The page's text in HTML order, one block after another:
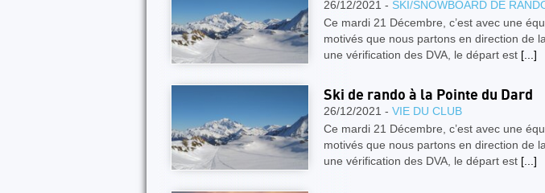
26/12/2021 - SKI/SNOWBOARD DE
Ce mardi 21 Décembre, c’est avec une
motivés que nous partons en direction de
une vérification des DVA, le départ est [...]
Ski de rando à la Pointe du Dard
26/12/2021 - VIE DU CLUB
Ce mardi 21 Décembre, c’est avec une
motivés que nous partons en direction de
une vérification des DVA, le départ est [...]